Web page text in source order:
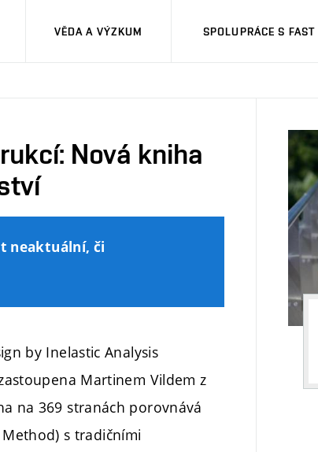
VĚDA A VÝZKUM SPOLUPRÁCE S FAST
Nová kniha
neaktuální, či
by Inelastic Analysis
Martinem Vildem z
na 369 stranách porovnává
s tradičními